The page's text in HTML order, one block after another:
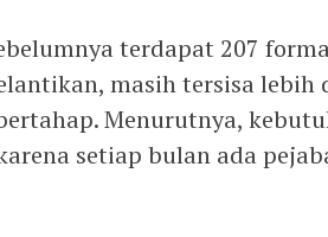
terdapat 207
masih tersisa lebih
Menurutnya,
setiap bulan ada